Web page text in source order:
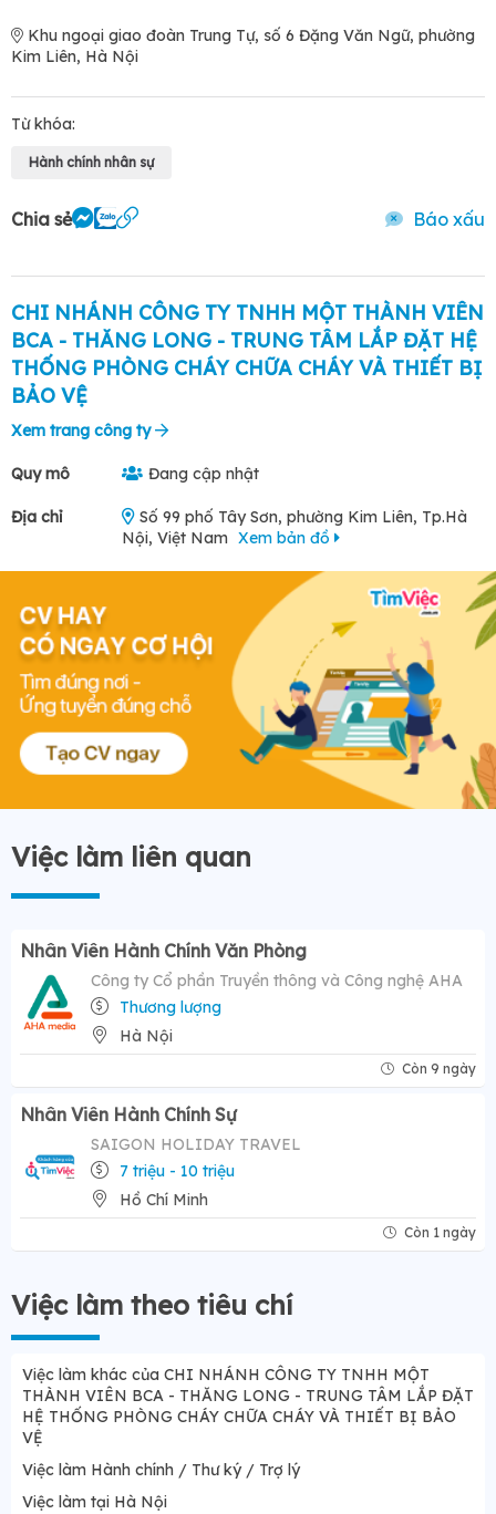
Khu ngoại giao đoàn Trung Tự, số 6 Đặng Văn Ngữ, phường
Kim Liên, Hà Nội
Từ khóa:
Hành chính nhân sự
Chia sẻ Báo xấu
CHI NHÁNH CÔNG TY TNHH MỘT THÀNH VIÊN
BCA - THĂNG LONG - TRUNG TÂM LẮP ĐẶT HỆ
THỐNG PHÒNG CHÁY CHỮA CHÁY VÀ THIẾT BỊ
BẢO VỆ
Xem trang công ty
Quy mô Đang cập nhật
Địa chỉ
Số 99 phố Tây Sơn, phường Kim Liên, Tp.Hà
Nội, Việt Nam Xem bản đồ
Việc làm liên quan
Nhân Viên Hành Chính Văn Phòng
Công ty Cổ phần Truyền thông và Công nghệ AHA
Thương lượng
Hà Nội
Còn 9 ngày
Nhân Viên Hành Chính Sự
SAIGON HOLIDAY TRAVEL
7 triệu - 10 triệu
Hồ Chí Minh
Còn 1 ngày
Việc làm theo tiêu chí
Việc làm khác của CHI NHÁNH CÔNG TY TNHH MỘT
THÀNH VIÊN BCA - THĂNG LONG - TRUNG TÂM LẮP ĐẶT
HỆ THỐNG PHÒNG CHÁY CHỮA CHÁY VÀ THIẾT BỊ BẢO
VỆ
Việc làm Hành chính / Thư ký / Trợ lý
Việc làm tại Hà Nội